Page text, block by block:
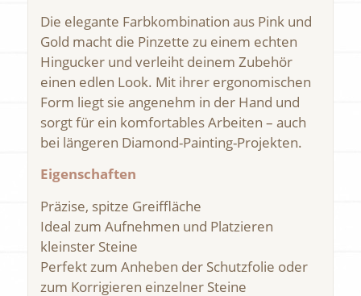
Die elegante Farbkombination aus Pink und
Gold macht die Pinzette zu einem echten
Hingucker und verleiht deinem Zubehör
einen edlen Look. Mit ihrer ergonomischen
Form liegt sie angenehm in der Hand und
sorgt für ein komfortables Arbeiten – auch
bei längeren Diamond-Painting-Projekten.
Eigenschaften
Präzise, spitze Greiffläche
Ideal zum Aufnehmen und Platzieren
kleinster Steine
Perfekt zum Anheben der Schutzfolie oder
zum Korrigieren einzelner Steine